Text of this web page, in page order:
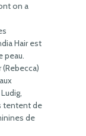
on a
Hair est
peau.
tentent de
de